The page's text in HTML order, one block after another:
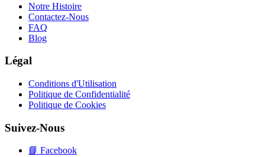
Notre Histoire
Contactez-Nous
FAQ
Blog
Légal
Conditions d'Utilisation
Politique de Confidentialité
Politique de Cookies
Suivez-Nous
📘 Facebook